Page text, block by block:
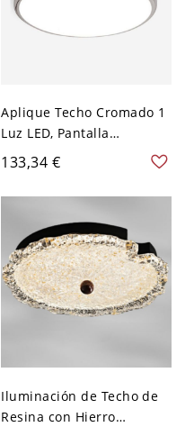
Aplique Techo Cromado 1
Luz LED, Pantalla
Plexiglás, 110V-120V, Luz
Cálida/Blanca/Neutra,
19.5"
133,34 €
Iluminación de Techo de
Resina con Hierro